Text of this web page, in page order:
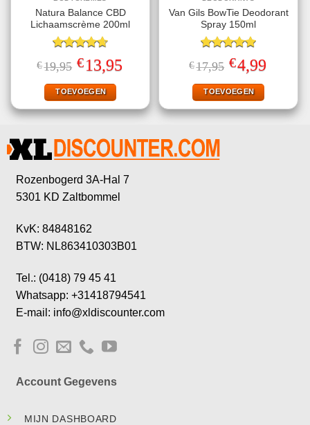
Natura Balance CBD
Lichaamscrème 200ml
Gewaardeerd
4.67uit 5
€19,95 Oorspronkelijke
prijs
was:
€19,95.
€13,95prijs
TOEVOEGEN
Van Gils BowTie Deodorant
Spray 150ml
Gewaardeerd
5.00uit 5
€17,95 Oorspronkelijke
prijs
was:
€17,95.
€4,99Huidige
prijs
TOEVOEGEN
Rozenbogerd 3A-Hal 7
5301 KD Zaltbommel
KvK: 84848162
BTW: NL863410303B01
Tel.: (0418) 79 45 41
Whatsapp: +31418794541
E-mail: info@xldiscounter.com
Account Gegevens
MIJN DASHBOARD